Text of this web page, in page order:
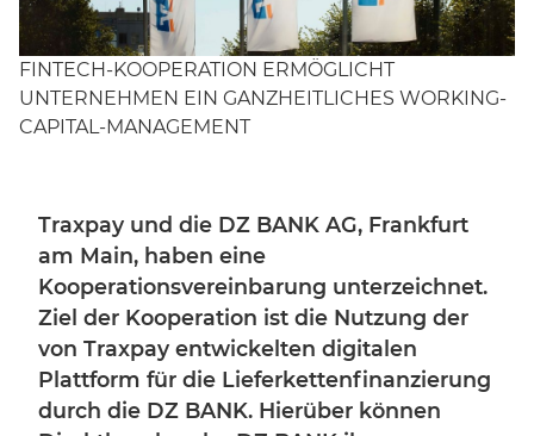
FINTECH-KOOPERATION ERMÖGLICHT
UNTERNEHMEN EIN GANZHEITLICHES WORKING-
CAPITAL-MANAGEMENT
Traxpay und die DZ BANK AG, Frankfurt
am Main, haben eine
Kooperationsvereinbarung unterzeichnet.
Ziel der Kooperation ist die Nutzung der
von Traxpay entwickelten digitalen
Plattform für die Lieferkettenfinanzierung
durch die DZ BANK. Hierüber können